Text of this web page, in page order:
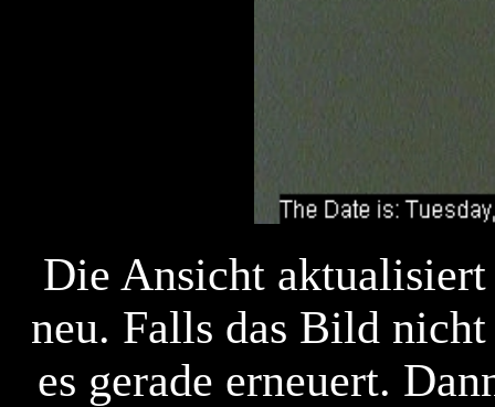
Die Ansicht
neu. Falls das Bild
es gerade erneuert.